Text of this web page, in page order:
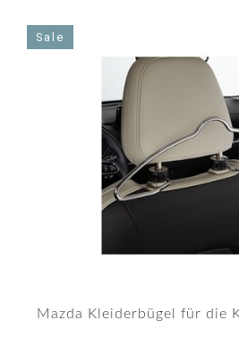
Sale
Mazda Kleiderbügel für die